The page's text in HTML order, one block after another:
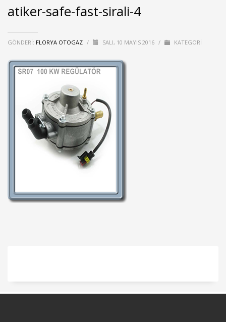
atiker-safe-fast-sirali-4
GÖNDERI: FLORYA OTOGAZ / SALI, 10 MAYIS 2016 / KATEGORI